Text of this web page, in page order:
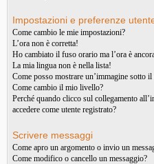
Impostazioni e preferenze
Come cambio le mie impostazioni?
L’ora non è corretta!
Ho cambiato il fuso orario ma l’ora è
La mia lingua non è nella lista!
Come posso mostrare un’immagine sotto
Come cambio il mio livello?
Perché quando clicco sul collegamento
accedere come utente registrato?
Scrivere messaggi
Come apro un argomento o invio un
Come modifico o cancello un messaggio?